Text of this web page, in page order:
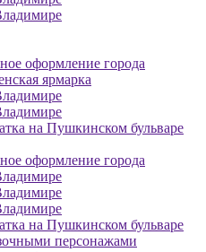
оформление города
ярмарка
на Пушкинском бульваре
оформление города
на Пушкинском бульваре
персонажами